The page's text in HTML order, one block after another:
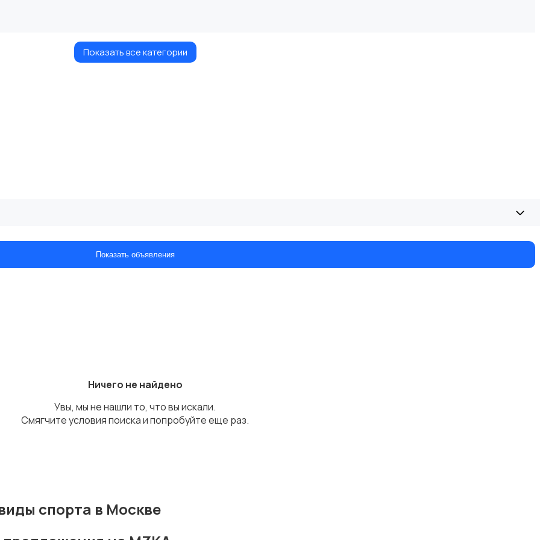
Показать все категории
Показать объявления
Ничего не найдено
Увы, мы не нашли то, что вы искали.
Смягчите условия поиска и попробуйте еще раз.
спорта в Москве